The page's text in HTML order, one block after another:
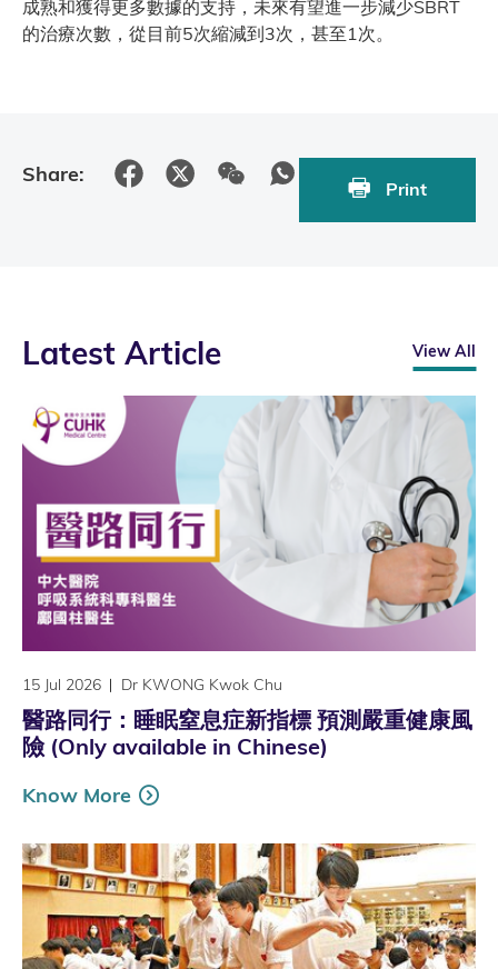
成熟和獲得更多數據的支持，未來有望進一步減少SBRT
的治療次數，從目前5次縮減到3次，甚至1次。
Share:
Print
Latest Article View All
15 Jul 2026 Dr KWONG Kwok Chu
醫路同行：睡眠窒息症新指標 預測嚴重健康風
險 (Only available in Chinese)
Know More